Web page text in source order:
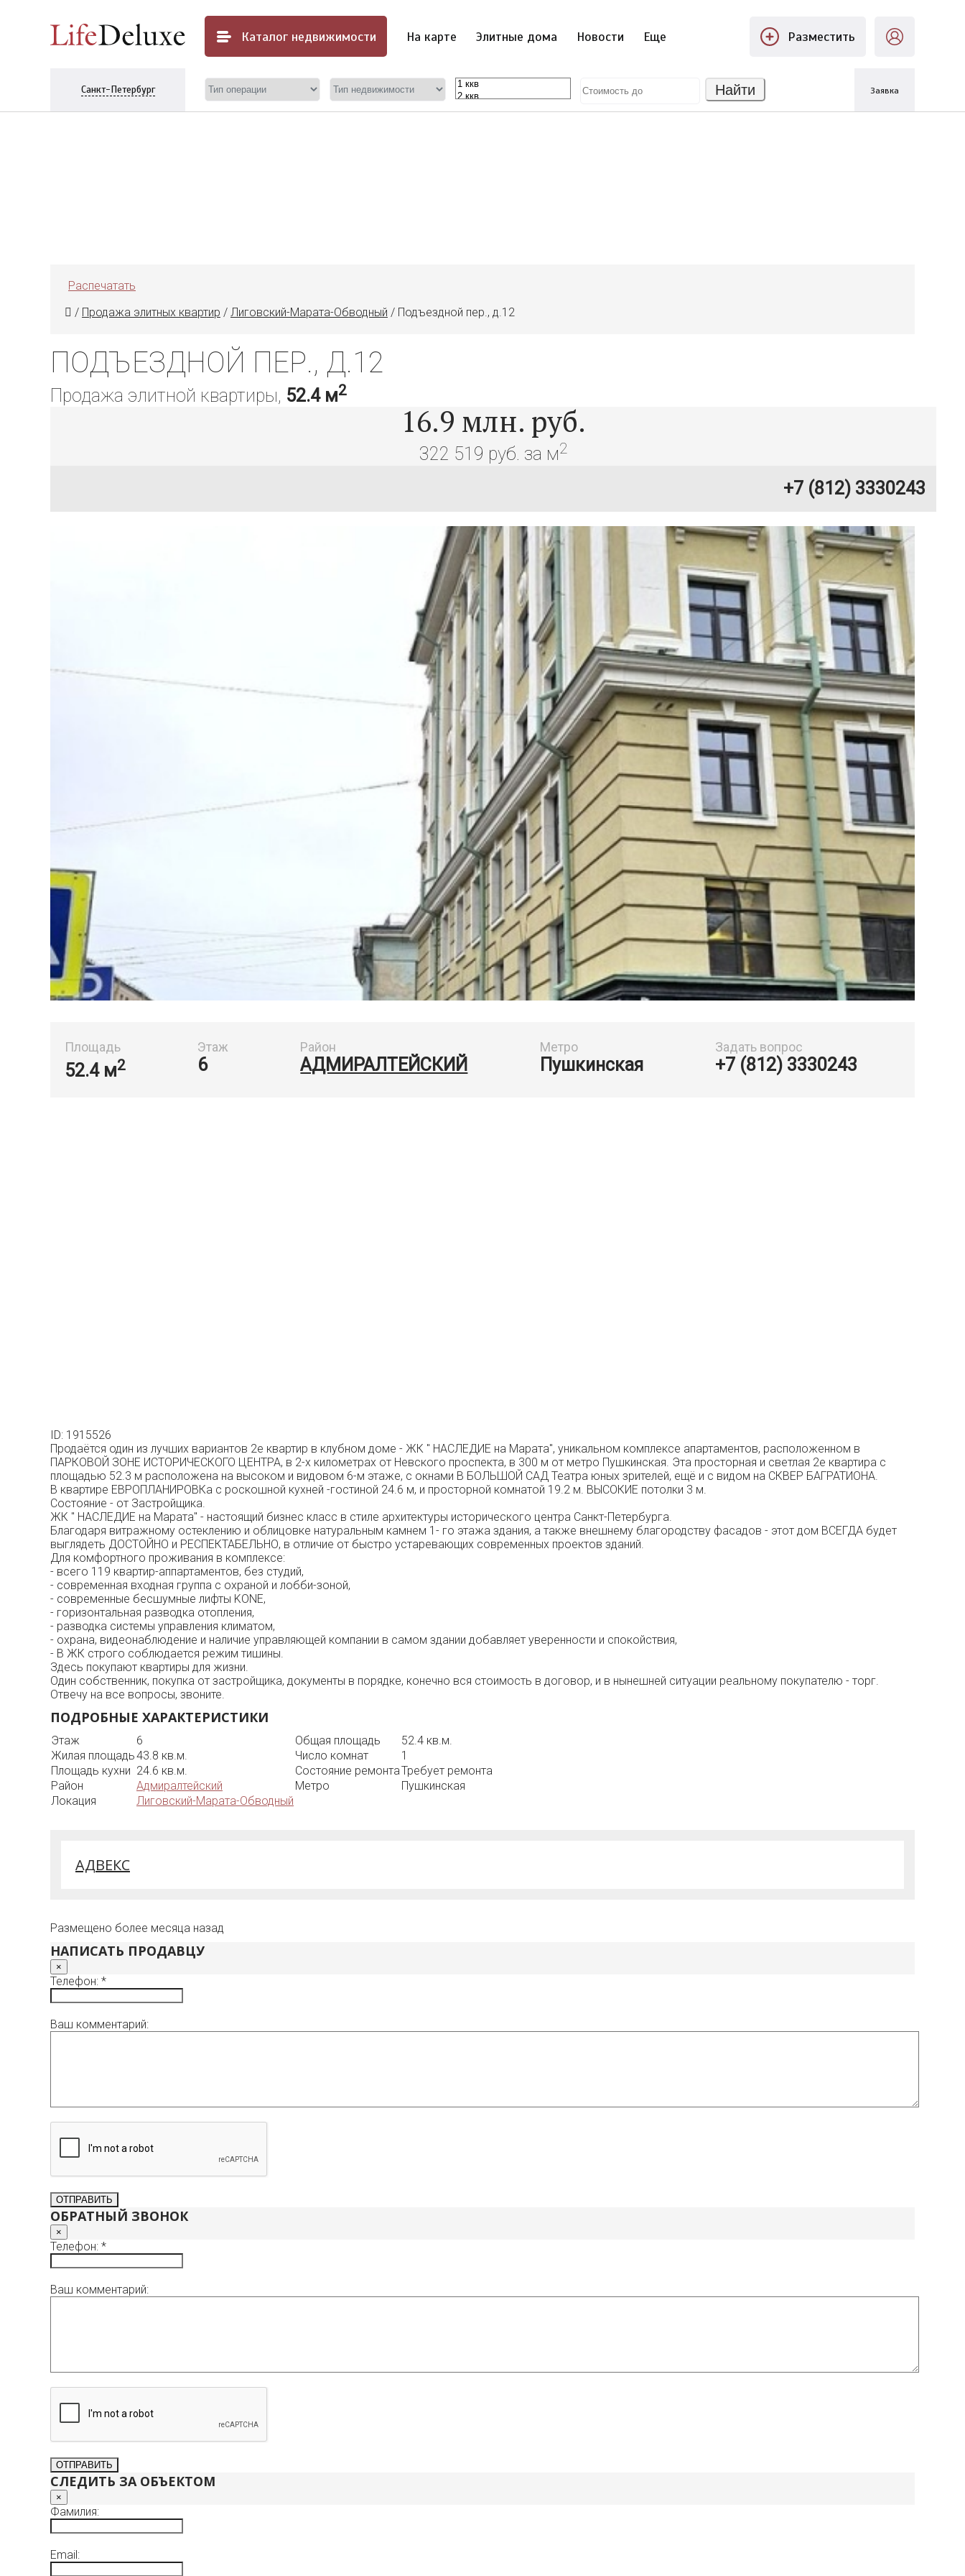
Каталог недвижимости На карте Элитные дома Новости Еще Разместить
Санкт-Петербург Найти Заявка
Распечатать
/ Продажа элитных квартир / Лиговский-Марата-Обводный / Подъездной пер., д.12
ПОДЪЕЗДНОЙ ПЕР., Д.12
Продажа элитной квартиры, 52.4 м2
16.9 млн. руб.
322 519 руб. за м2
+7 (812) 3330243
Площадь
52.4 м2
Этаж
6
Район
АДМИРАЛТЕЙСКИЙ
Метро
Пушкинская
Задать вопрос
+7 (812) 3330243
ID: 1915526
Продаётся один из лучших вариантов 2е квартир в клубном доме - ЖК " НАСЛЕДИЕ на Марата", уникальном комплексе апартаментов, расположенном в
ПАРКОВОЙ ЗОНЕ ИСТОРИЧЕСКОГО ЦЕНТРА, в 2-х километрах от Невского проспекта, в 300 м от метро Пушкинская. Эта просторная и светлая 2е квартира с
площадью 52.3 м расположена на высоком и видовом 6-м этаже, с окнами В БОЛЬШОЙ САД Театра юных зрителей, ещё и с видом на СКВЕР БАГРАТИОНА.
В квартире ЕВРОПЛАНИРОВКа с роскошной кухней -гостиной 24.6 м, и просторной комнатой 19.2 м. ВЫСОКИЕ потолки 3 м.
Состояние - от Застройщика.
ЖК " НАСЛЕДИЕ на Марата" - настоящий бизнес класс в стиле архитектуры исторического центра Санкт-Петербурга.
Благодаря витражному остеклению и облицовке натуральным камнем 1- го этажа здания, а также внешнему благородству фасадов - этот дом ВСЕГДА будет
выглядеть ДОСТОЙНО и РЕСПЕКТАБЕЛЬНО, в отличие от быстро устаревающих современных проектов зданий.
Для комфортного проживания в комплексе:
- всего 119 квартир-аппартаментов, без студий,
- современная входная группа с охраной и лобби-зоной,
- современные бесшумные лифты KONE,
- горизонтальная разводка отопления,
- разводка системы управления климатом,
- охрана, видеонаблюдение и наличие управляющей компании в самом здании добавляет уверенности и спокойствия,
- В ЖК строго соблюдается режим тишины.
Здесь покупают квартиры для жизни.
Один собственник, покупка от застройщика, документы в порядке, конечно вся стоимость в договор, и в нынешней ситуации реальному покупателю - торг.
Отвечу на все вопросы, звоните.
ПОДРОБНЫЕ ХАРАКТЕРИСТИКИ
Этаж 6 Общая площадь
52.4 кв.м.
Жилая площадь43.8 кв.м. Число комнат
1
Площадь кухни 24.6 кв.м. Состояние ремонтаТребует ремонта
Район
Адмиралтейский Метро
Пушкинская
Локация
Лиговский-Марата-Обводный
АДВЕКС
Размещено более месяца назад
НАПИСАТЬ ПРОДАВЦУ
×
Телефон: *
Ваш комментарий:
ОБРАТНЫЙ ЗВОНОК
×
Телефон: *
Ваш комментарий:
СЛЕДИТЬ ЗА ОБЪЕКТОМ
×
Фамилия:
Email: